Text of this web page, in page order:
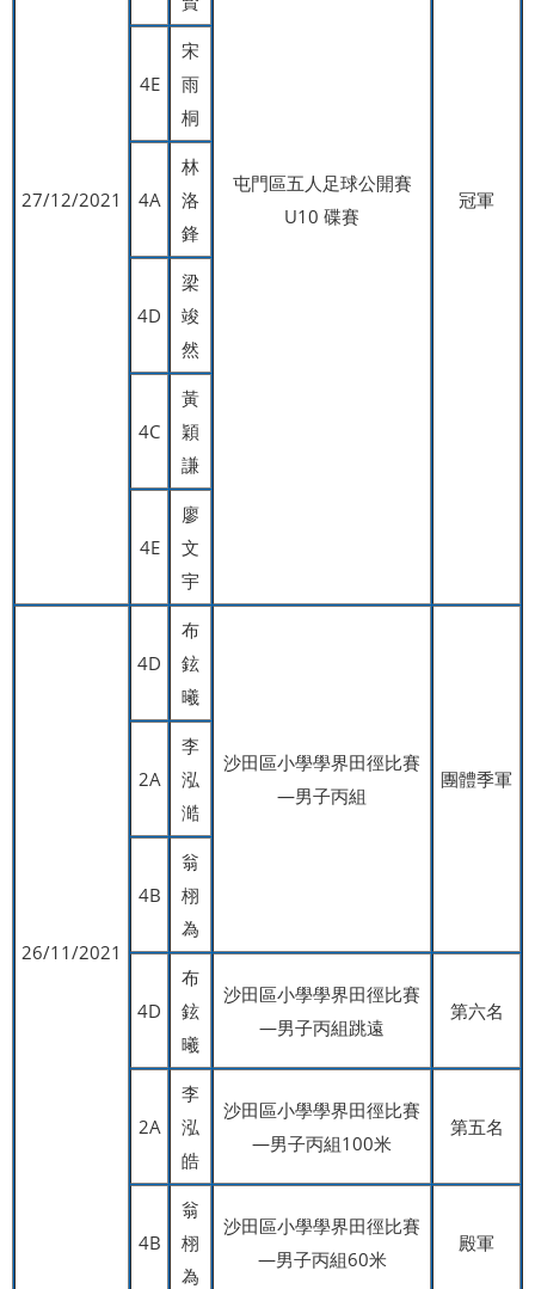
27/12/2021
屯門區五人足球公開賽
U10 碟賽
冠軍
4E
宋
雨
桐
4A
林
洛
鋒
4D
梁
竣
然
4C
黃
穎
謙
4E
廖
文
宇
26/11/2021
4D
布
鉉
曦
沙田區小學學界田徑比賽
—男子丙組
團體季軍
2A
李
泓
澔
4B
翁
栩
為
4D
布
鉉
曦
沙田區小學學界田徑比賽
—男子丙組跳遠
第六名
2A
李
泓
皓
沙田區小學學界田徑比賽
—男子丙組100米
第五名
4B
翁
栩
為
沙田區小學學界田徑比賽
—男子丙組60米
殿軍